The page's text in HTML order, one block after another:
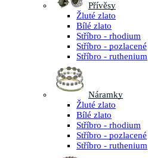
Přívěsy
Žluté zlato
Bílé zlato
Stříbro - rhodium
Stříbro - pozlacené
Stříbro - ruthenium
Náramky
Žluté zlato
Bílé zlato
Stříbro - rhodium
Stříbro - pozlacené
Stříbro - ruthenium